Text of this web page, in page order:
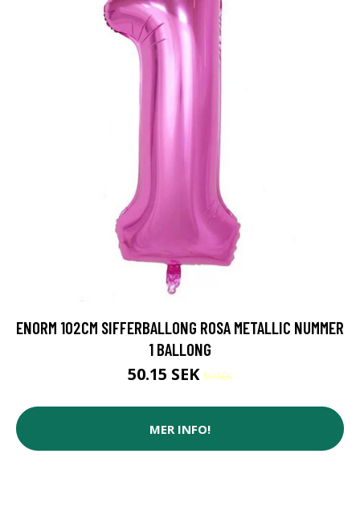
ENORM 102CM SIFFERBALLONG ROSA METALLIC NUMMER
1 BALLONG
50.15 SEK 59 SEK
MER INFO!